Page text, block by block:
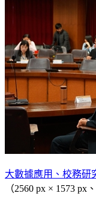
大數據應用、校務研
（2560 px × 1573 px